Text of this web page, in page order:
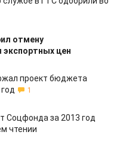
отмену
экспортных цен
проект бюджета
1
Соцфонда за 2013 год
чтении